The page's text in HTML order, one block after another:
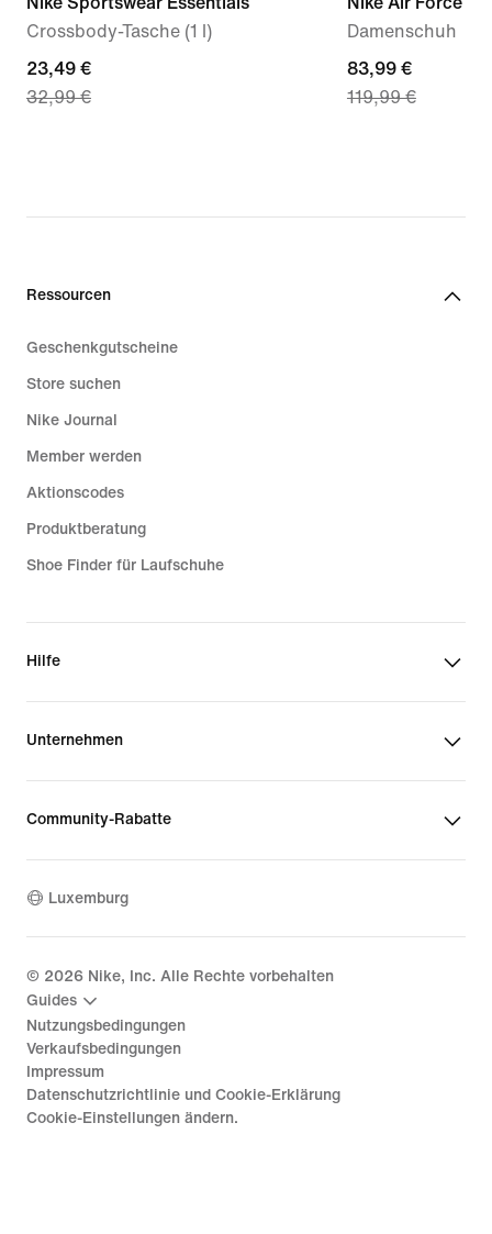
Crossbody-Tasche (1 l)
current
price
32,99 €
23,49 €
32,99 €
Damenschuh
current
price
119,99 €
83,99 €
119,99 €
Ressourcen
Geschenkgutscheine
Store suchen
Nike Journal
Member werden
Aktionscodes
Produktberatung
Shoe Finder für Laufschuhe
Hilfe
Unternehmen
Community-Rabatte
Luxemburg
© 2026 Nike, Inc. Alle Rechte vorbehalten
Guides
Nutzungsbedingungen
Verkaufsbedingungen
Impressum
Datenschutzrichtlinie und Cookie-Erklärung
Cookie-Einstellungen ändern.